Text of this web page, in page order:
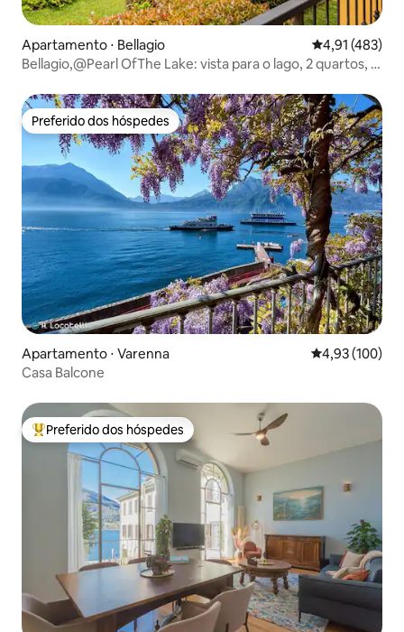
Apartamento ⋅ Bellagio 4,91 de uma
4,91 (483)
Bellagio,@Pearl OfThe Lake: vista para o lago, 2 quartos, 2
Preferido dos hóspedes
Preferido dos hóspedes
Apartamento ⋅ Varenna 4,93 de uma
4,93 (100)
Casa Balcone
Entre os melhores preferidos dos hóspedes
Preferido dos hóspedes